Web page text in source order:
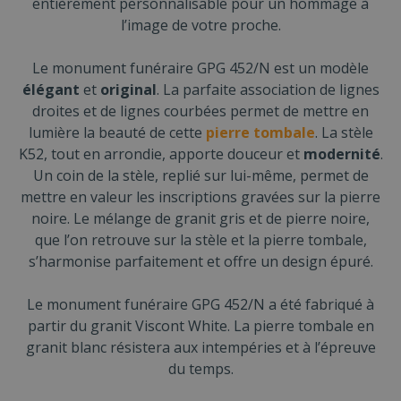
l’image de votre proche.
Le monument funéraire GPG 452/N est un modèle
élégant et original. La parfaite association de lignes
droites et de lignes courbées permet de mettre en
lumière la beauté de cette pierre tombale. La stèle
K52, tout en arrondie, apporte douceur et modernité.
Un coin de la stèle, replié sur lui-même, permet de
mettre en valeur les inscriptions gravées sur la pierre
noire. Le mélange de granit gris et de pierre noire,
que l’on retrouve sur la stèle et la pierre tombale,
s’harmonise parfaitement et offre un design épuré.
Le monument funéraire GPG 452/N a été fabriqué à
partir du granit Viscont White. La pierre tombale en
granit blanc résistera aux intempéries et à l’épreuve
du temps.